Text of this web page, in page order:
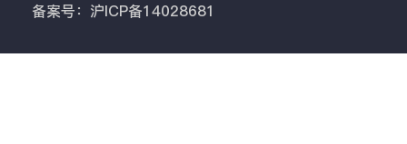
备案号：沪ICP备14028681